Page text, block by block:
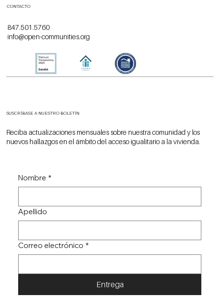
CONTACTO
847.501.5760
info@open-communities.org
SUSCRÍBASE A NUESTRO BOLETÍN
Reciba actualizaciones mensuales sobre nuestra comunidad y los
nuevos hallazgos en el ámbito del acceso igualitario a la vivienda.
Nombre *
Apellido
Correo electrónico *
Entrega